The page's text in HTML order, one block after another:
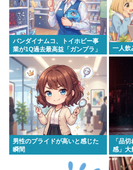
バンダイナムコ、トイホビー事
業が1Q過去最高益「ガンプラ」
「一番くじ」「トレカ」など大
人向け商材好調で
一人飲
男性のプライドが高いと感じた
瞬間
「品
感」大
社の損
疑いで